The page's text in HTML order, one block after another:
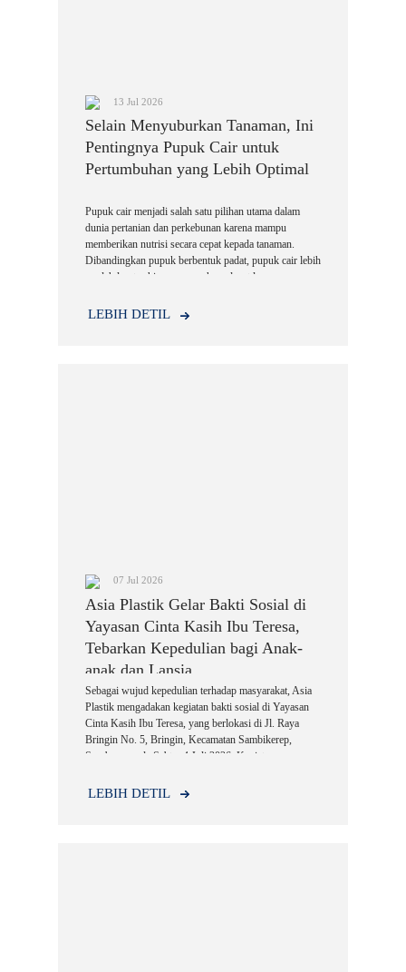
13 Jul 2026
Selain Menyuburkan Tanaman, Ini
Pentingnya Pupuk Cair untuk
Pertumbuhan yang Lebih Optimal
Pupuk cair menjadi salah satu pilihan utama dalam
dunia pertanian dan perkebunan karena mampu
memberikan nutrisi secara cepat kepada tanaman.
Dibandingkan pupuk berbentuk padat, pupuk cair lebih
mudah larut sehingga unsur hara dapat langsung
LEBIH DETIL
07 Jul 2026
Asia Plastik Gelar Bakti Sosial di
Yayasan Cinta Kasih Ibu Teresa,
Tebarkan Kepedulian bagi Anak-
anak dan Lansia
Sebagai wujud kepedulian terhadap masyarakat, Asia
Plastik mengadakan kegiatan bakti sosial di Yayasan
Cinta Kasih Ibu Teresa, yang berlokasi di Jl. Raya
Bringin No. 5, Bringin, Kecamatan Sambikerep,
Surabaya, pada Sabtu, 4 Juli 2026. Kegiatan yang
didukung oleh SIAPLAST, PT Yuwono Jaya Mandiri,
LEBIH DETIL